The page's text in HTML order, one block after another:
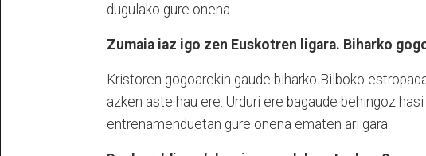
dugulako gure onena.
Zumaia iaz igo zen Euskotren ligara. Biharko
Kristoren gogoarekin gaude biharko Bilboko
azken aste hau ere. Urduri ere bagaude behingoz
entrenamenduetan gure onena ematen ari gara.